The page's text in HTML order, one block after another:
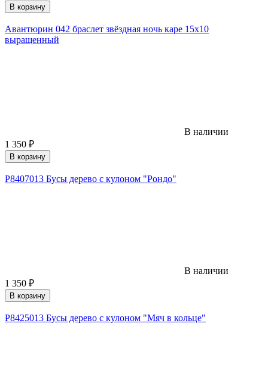
В корзину
Авантюрин 042 браслет звёздная ночь каре 15х10
выращенный
В наличии
1 350 ₽
В корзину
Р8407013 Бусы дерево с кулоном "Рондо"
В наличии
1 350 ₽
В корзину
Р8425013 Бусы дерево с кулоном "Мяч в кольце"